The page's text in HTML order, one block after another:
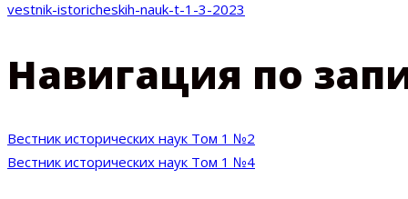
vestnik-istoricheskih-nauk-t-1-3-2023
Навигация по
Вестник исторических наук Том 1 №2
Вестник исторических наук Том 1 №4